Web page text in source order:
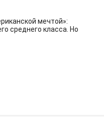
мечтой»:
среднего класса. Но